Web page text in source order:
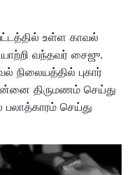
உள்ள காவல்
வந்தவர் சைஜு.
நிலையத்தில் புகார்
திருமணம் செய்து
செய்து